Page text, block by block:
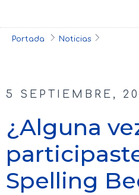
Portada Noticias
5 SEPTIEMBRE,
¿Alguna
Spelling